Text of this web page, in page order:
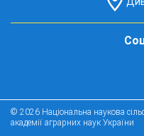
© 2026 Національна наукова
академії аграрних наук України